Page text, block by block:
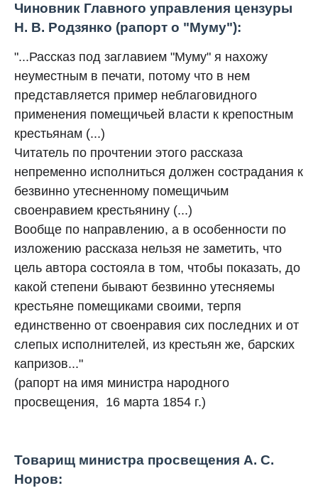
Чиновник Главного управления цензуры
Н. В. Родзянко (рапорт о "Муму"):
"...Рассказ под заглавием "Муму" я нахожу
неуместным в печати, потому что в нем
представляется пример неблаговидного
применения помещичьей власти к крепостным
крестьянам (...)
Читатель по прочтении этого рассказа
непременно исполниться должен сострадания к
безвинно утесненному помещичьим
своенравием крестьянину (...)
Вообще по направлению, а в особенности по
изложению рассказа нельзя не заметить, что
цель автора состояла в том, чтобы показать, до
какой степени бывают безвинно утесняемы
крестьяне помещиками своими, терпя
единственно от своенравия сих последних и от
слепых исполнителей, из крестьян же, барских
капризов..."
(рапорт на имя министра народного
просвещения, 16 марта 1854 г.)
Товарищ министра просвещения А. С.
Норов: